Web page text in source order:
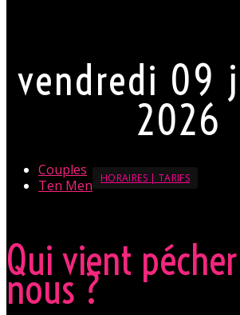
vendredi 09
2026
Couples
Ten Men
HORAIRES | TARIFS
Qui vient
nous ?